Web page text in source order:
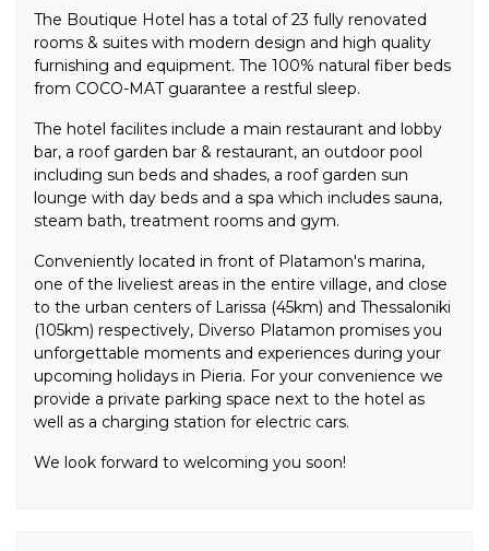
The Boutique Hotel has a total of 23 fully renovated
rooms & suites with modern design and high quality
furnishing and equipment. The 100% natural fiber beds
from COCO-MAT guarantee a restful sleep.
The hotel facilites include a main restaurant and lobby
bar, a roof garden bar & restaurant, an outdoor pool
including sun beds and shades, a roof garden sun
lounge with day beds and a spa which includes sauna,
steam bath, treatment rooms and gym.
Conveniently located in front of Platamon's marina,
one of the liveliest areas in the entire village, and close
to the urban centers of Larissa (45km) and Thessaloniki
(105km) respectively, Diverso Platamon promises you
unforgettable moments and experiences during your
upcoming holidays in Pieria. For your convenience we
provide a private parking space next to the hotel as
well as a charging station for electric cars.
We look forward to welcoming you soon!